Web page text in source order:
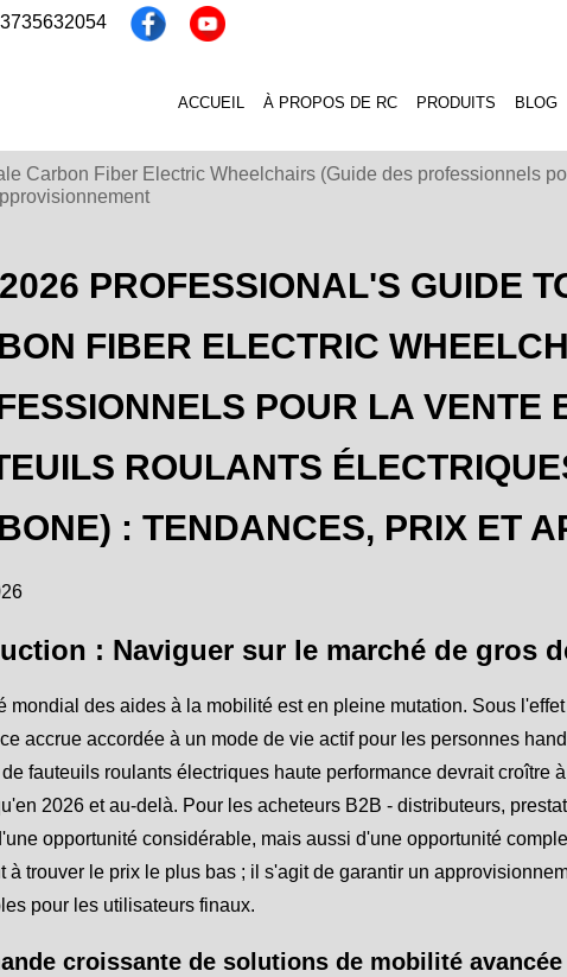
ACCUEIL À PROPOS DE RC PRODUITS BLOG
Carbon Fiber Electric Wheelchairs (Guide des professionnels
PROFESSIONAL'S GUIDE
FIBER ELECTRIC
POUR LA VENTE
ROULANTS
: TENDANCES, PRIX ET
: Naviguer sur le marché de gros
mondial des aides à la mobilité est en pleine mutation. Sous
accrue accordée à un mode de vie actif pour les personnes
fauteuils roulants électriques haute performance devrait croître
2026 et au-delà. Pour les acheteurs B2B - distributeurs,
opportunité considérable, mais aussi d'une opportunité
à trouver le prix le plus bas ; il s'agit de garantir un
pour les utilisateurs finaux.
croissante de solutions de mobilité avancée